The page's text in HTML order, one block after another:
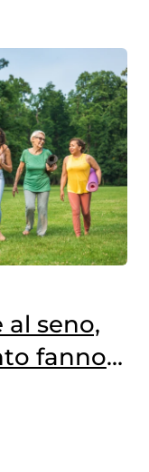
seno,
fanno